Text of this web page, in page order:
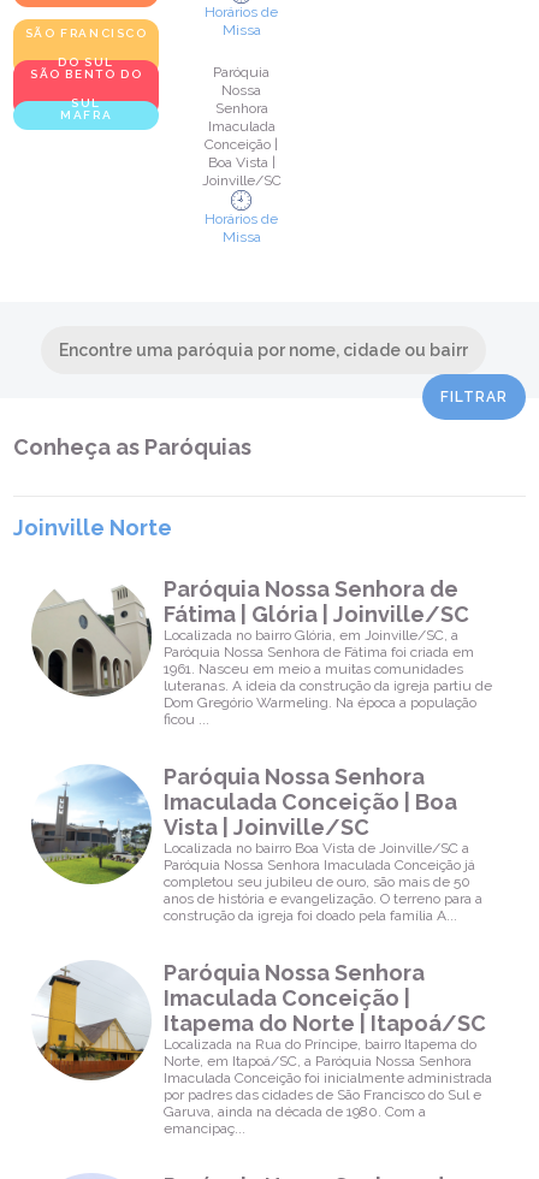
SÃO FRANCISCO
DO SUL
SÃO BENTO DO
SUL
MAFRA
Horários de
Missa
Paróquia
Nossa
Senhora
Imaculada
Conceição |
Boa Vista |
Joinville/SC
Horários de
Missa
Conceição |
Horários de
Socorro |
Costa e Silva |
Joinville/SC
Horários de
Missa
Paróquia
Divino Espírito
e Silva |
Joinville/SC
Horários de
Missa
Paróquia
Nossa
Senhora
Joinville/SC
Horários de
Missa
Paróquia
Sagrado
Coração de
Jesus |
Conheça as Paróquias
Joinville Norte
Paróquia Nossa Senhora de
Fátima | Glória | Joinville/SC
Localizada no bairro Glória, em Joinville/SC, a
Paróquia Nossa Senhora de Fátima foi criada em
1961. Nasceu em meio a muitas comunidades
luteranas. A ideia da construção da igreja partiu de
Dom Gregório Warmeling. Na época a população
ficou ...
Paróquia Nossa Senhora
Imaculada Conceição | Boa
Vista | Joinville/SC
Localizada no bairro Boa Vista de Joinville/SC a
Paróquia Nossa Senhora Imaculada Conceição já
completou seu jubileu de ouro, são mais de 50
anos de história e evangelização. O terreno para a
construção da igreja foi doado pela família A...
Paróquia Nossa Senhora
Imaculada Conceição |
Itapema do Norte | Itapoá/SC
Localizada na Rua do Príncipe, bairro Itapema do
Norte, em Itapoá/SC, a Paróquia Nossa Senhora
Imaculada Conceição foi inicialmente administrada
por padres das cidades de São Francisco do Sul e
Garuva, ainda na década de 1980. Com a
emancipaç...